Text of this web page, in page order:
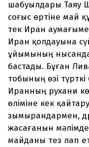
шабуылдары Таяу
соғыс өртіне май
тек Иран
Иран қолдауына
ұйымының
бастады. Бұған
тобының өзі
Иранның рухани
өліміне кек
зымырандармен,
жасағанын
майданы тез лап